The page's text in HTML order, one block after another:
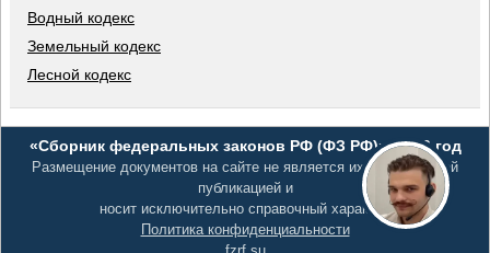
Водный кодекс
Земельный кодекс
Лесной кодекс
«Сборник федеральных законов РФ (ФЗ РФ)», 2026 год
Размещение документов на сайте не является их официальной
публикацией и
носит исключительно справочный характер
Политика конфиденциальности